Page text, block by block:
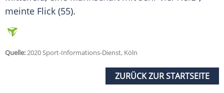
meinte Flick (55).
Quelle:2020 Sport-Informations-Dienst, Köln
ZURÜCK ZUR STARTSEITE